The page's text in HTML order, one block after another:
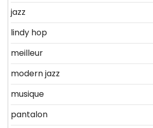
jazz
lindy hop
meilleur
modern jazz
musique
pantalon